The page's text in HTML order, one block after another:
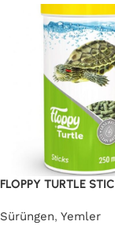
FLOPPY TURTLE
Sürüngen, Yemler